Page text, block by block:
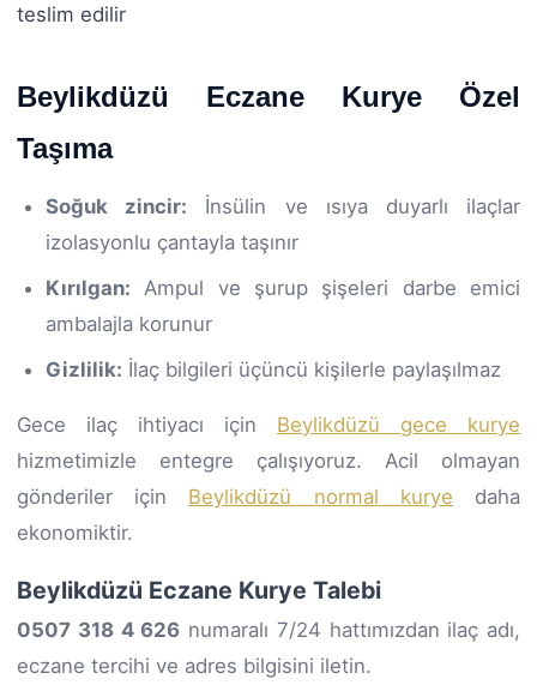
teslim edilir
Beylikdüzü Eczane Kurye Özel
Taşıma
Soğuk zincir: İnsülin ve ısıya duyarlı ilaçlar
izolasyonlu çantayla taşınır
Kırılgan: Ampul ve şurup şişeleri darbe emici
ambalajla korunur
Gizlilik: İlaç bilgileri üçüncü kişilerle paylaşılmaz
Gece ilaç ihtiyacı için Beylikdüzü gece kurye
hizmetimizle entegre çalışıyoruz. Acil olmayan
gönderiler için Beylikdüzü normal kurye daha
ekonomiktir.
Beylikdüzü Eczane Kurye Talebi
0507 318 4 626 numaralı 7/24 hattımızdan ilaç adı,
eczane tercihi ve adres bilgisini iletin.